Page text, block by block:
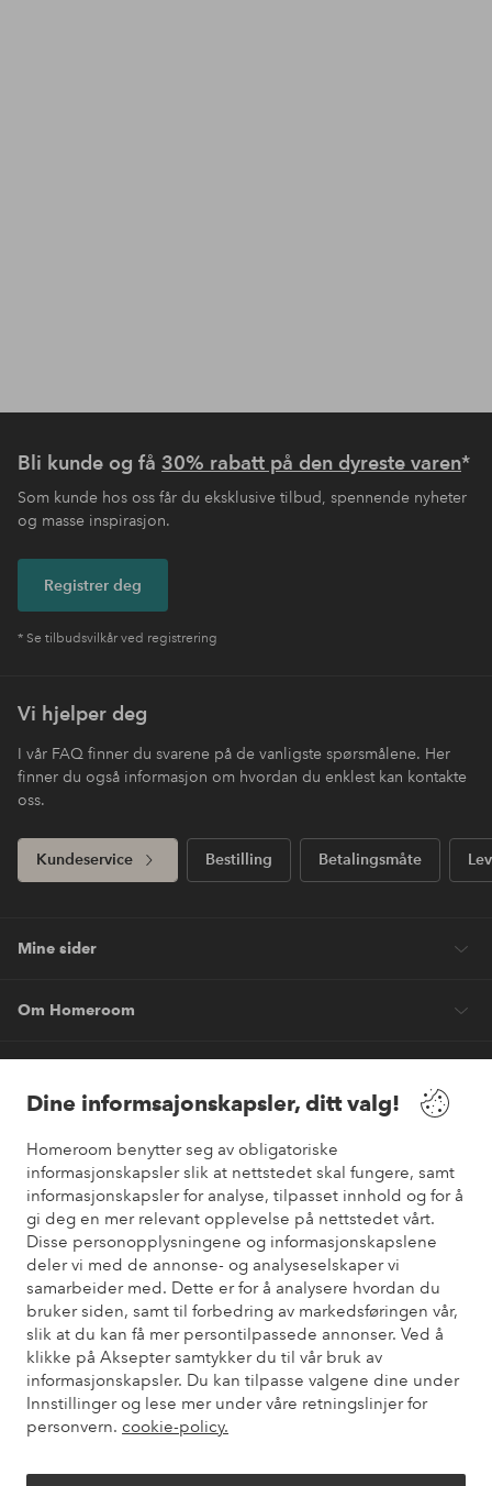
Dine informsajonskapsler, ditt valg!
Homeroom benytter seg av obligatoriske
informasjonskapsler slik at nettstedet skal fungere, samt
informasjonskapsler for analyse, tilpasset innhold og for å
gi deg en mer relevant opplevelse på nettstedet vårt.
Disse personopplysningene og informasjonskapslene
deler vi med de annonse- og analyseselskaper vi
samarbeider med. Dette er for å analysere hvordan du
bruker siden, samt til forbedring av markedsføringen vår,
slik at du kan få mer persontilpassede annonser. Ved å
klikke på Aksepter samtykker du til vår bruk av
informasjonskapsler. Du kan tilpasse valgene dine under
Innstillinger og lese mer under våre retningslinjer for
personvern. cookie-policy.
Bli kunde og få 30% rabatt på den dyreste varen*
Som kunde hos oss får du eksklusive tilbud, spennende nyheter
og masse inspirasjon.
Registrer deg
* Se tilbudsvilkår ved registrering
Vi hjelper deg
I vår FAQ finner du svarene på de vanligste spørsmålene. Her
finner du også informasjon om hvordan du enklest kan kontakte
oss.
Kundeservice Bestilling Betalingsmåte
Mine sider
Om Homeroom
Venner
Sikre betalinger
Vil du vite mer om våre betalingsalternativer?
elpy